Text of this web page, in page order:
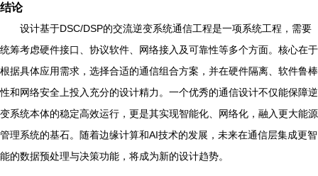
结论
设计基于DSC/DSP的交流逆变系统通信工程是一项系统工程，需要
统筹考虑硬件接口、协议软件、网络接入及可靠性等多个方面。核心在于
根据具体应用需求，选择合适的通信组合方案，并在硬件隔离、软件鲁棒
性和网络安全上投入充分的设计精力。一个优秀的通信设计不仅能保障逆
变系统本体的稳定高效运行，更是其实现智能化、网络化，融入更大能源
管理系统的基石。随着边缘计算和AI技术的发展，未来在通信层集成更智
能的数据预处理与决策功能，将成为新的设计趋势。